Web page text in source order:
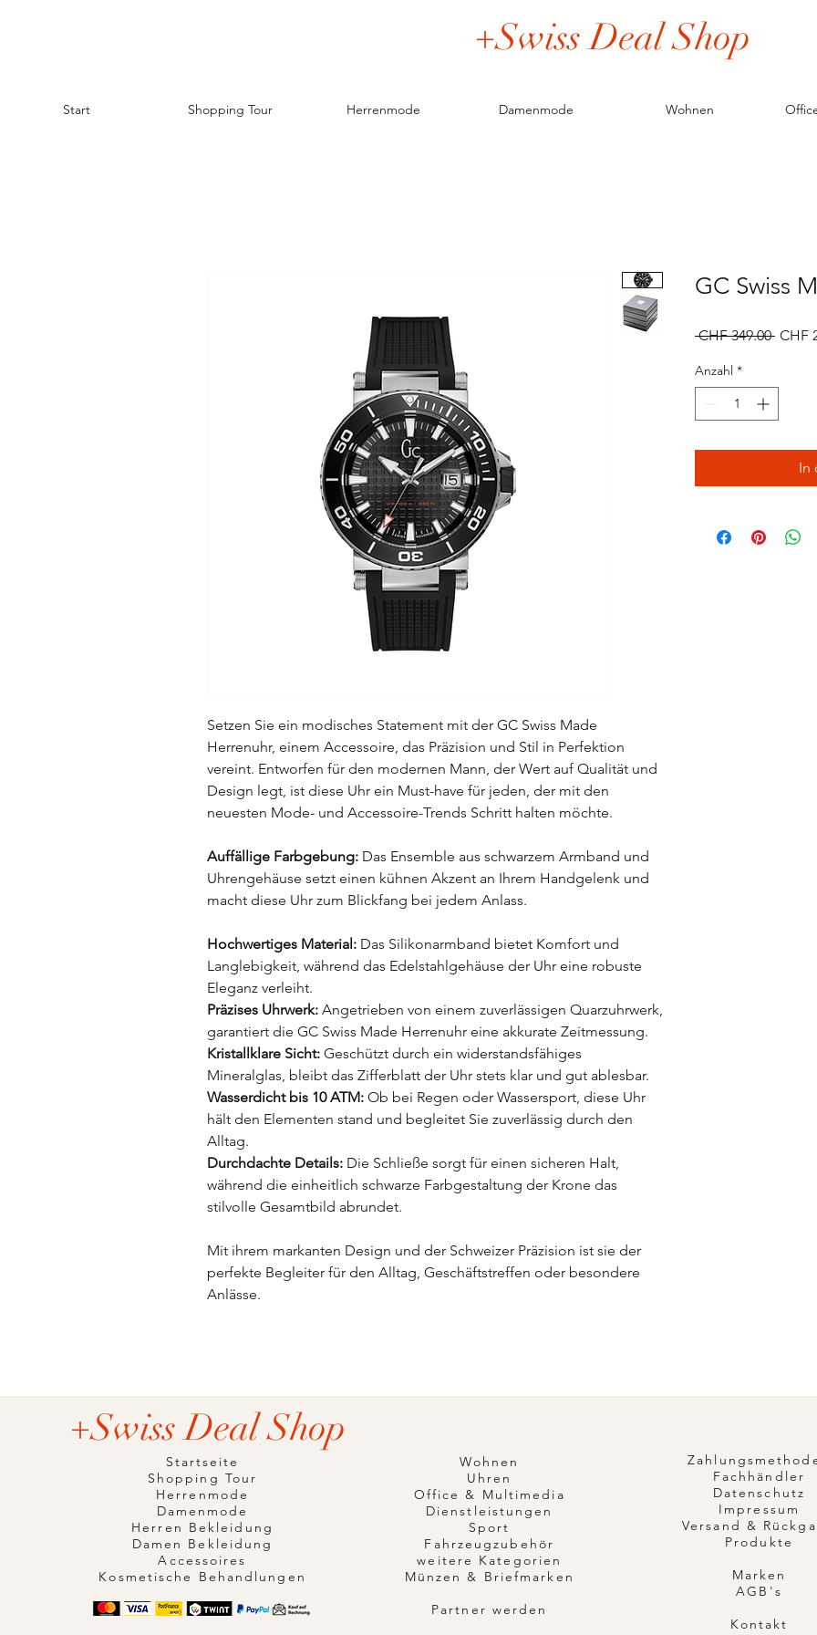
+Swiss Deal Shop
Start Shopping Tour Herrenmode Damenmode Wohnen
Setzen Sie ein modisches Statement mit der GC Swiss Made
Herrenuhr, einem Accessoire, das Präzision und Stil in Perfektion
vereint. Entworfen für den modernen Mann, der Wert auf Qualität und
Design legt, ist diese Uhr ein Must-have für jeden, der mit den
neuesten Mode- und Accessoire-Trends Schritt halten möchte.
Auffällige Farbgebung: Das Ensemble aus schwarzem Armband und
Uhrengehäuse setzt einen kühnen Akzent an Ihrem Handgelenk und
macht diese Uhr zum Blickfang bei jedem Anlass.
Hochwertiges Material: Das Silikonarmband bietet Komfort und
Langlebigkeit, während das Edelstahlgehäuse der Uhr eine robuste
Eleganz verleiht.
Präzises Uhrwerk: Angetrieben von einem zuverlässigen Quarzuhrwerk,
garantiert die GC Swiss Made Herrenuhr eine akkurate Zeitmessung.
Kristallklare Sicht: Geschützt durch ein widerstandsfähiges
Mineralglas, bleibt das Zifferblatt der Uhr stets klar und gut ablesbar.
Wasserdicht bis 10 ATM: Ob bei Regen oder Wassersport, diese Uhr
hält den Elementen stand und begleitet Sie zuverlässig durch den
Alltag.
Durchdachte Details: Die Schließe sorgt für einen sicheren Halt,
während die einheitlich schwarze Farbgestaltung der Krone das
stilvolle Gesamtbild abrundet.
Mit ihrem markanten Design und der Schweizer Präzision ist sie der
perfekte Begleiter für den Alltag, Geschäftstreffen oder besondere
Anlässe.
GC Swiss
CHF 349.00 CHF
Anzahl *
In
+Swiss Deal Shop
Startseite
Shopping Tour
Herrenmode
Damenmode
Herren Bekleidung
Damen Bekleidung
Accessoires
Kosmetische Behandlungen
Wohnen
Uhren
Office & Multimedia
Dienstleistungen
Sport
Fahrzeugzubehör
weitere Kategorien
Münzen & Briefmarken
Partner werden
Fachhändler
Datenschutz
Impressum
Versand &
Produkte
Marken
AGB's
Kontakt